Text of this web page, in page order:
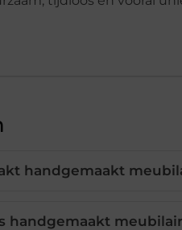
handgemaakt
handgemaakt